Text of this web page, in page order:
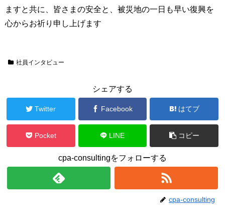
ますと共に、皆さまの安全と、被災地の一日も早い復興を
心からお祈り申し上げます
社員インタビュー
シェアする
Twitter Facebook はてブ
Pocket LINE コピー
cpa-consultingをフォローする
cpa-consulting